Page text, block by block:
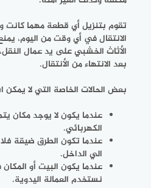
تقوم بتنزيل أي قطعة مهما كانت
الانتقال في أي وقت من اليوم،
الأثاث الخشبي على يد عمال
بعد الانتهاء من الأنتقال.
بعض الحالات الخاصة التي لا يمكن
عندما يكون لا يوجد مكان
الكهربائي.
عندما تكون الطرق ضيقة
الي الداخل.
عندما يكون البيت أو المكان
نستخدم العمالة اليدوية.